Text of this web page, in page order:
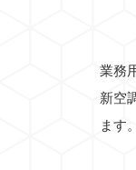
業務
新空
ます